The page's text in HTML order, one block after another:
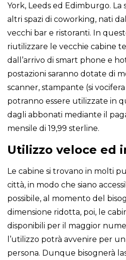
York, Leeds ed Edimburgo. La
altri spazi di coworking, nati
vecchi bar e ristoranti. In
riutilizzare le vecchie cabine
dall’arrivo di smart phone e
postazioni saranno dotate di
scanner, stampante (si
potranno essere utilizzate in
dagli abbonati mediante il
mensile di 19,99 sterline.
Utilizzo veloce ed
Le cabine si trovano in molti
città, in modo che siano
possibile, al momento del
dimensione ridotta, poi, le
disponibili per il maggior
l’utilizzo potrà avvenire per un
persona. Dunque bisognerà